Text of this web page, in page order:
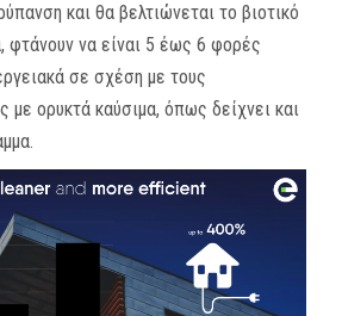
και θα βελτιώνεται το βιοτικό
φτάνουν να είναι 5 έως 6 φορές
σε σχέση με τους
με ορυκτά καύσιμα, όπως δείχνει και